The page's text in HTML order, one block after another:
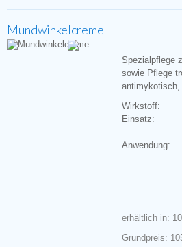
Mundwinkelcreme
Spezialpflege
sowie Pflege
antimykotisch,
Wirkstoff:
Einsatz:
Anwendung:
erhältlich in:
Grundpreis: